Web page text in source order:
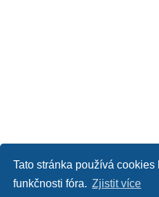
Tato stránka používá
funkčnosti fóra. Zjistit více
Obsah fóra